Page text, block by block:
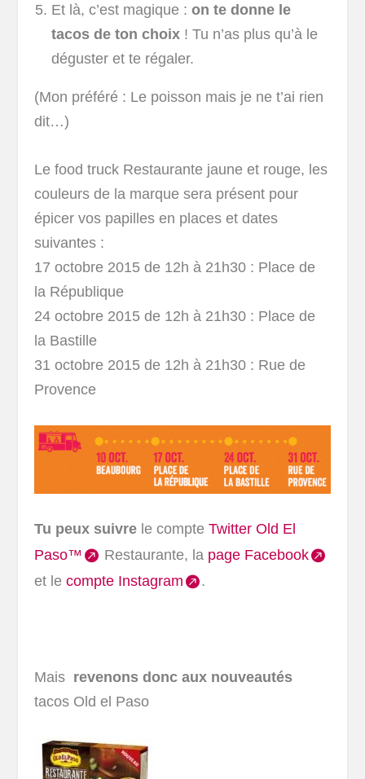
Et là, c’est magique : on te donne le
tacos de ton choix! Tu n’as plus qu’à le
déguster et te régaler.
(Mon préféré : Le poisson mais je ne t’ai rien
dit…)
Le food truck Restaurante jaune et rouge, les
couleurs de la marque sera présent pour
épicer vos papilles en places et dates
suivantes :
17 octobre 2015 de 12h à 21h30 : Place de
la République
24 octobre 2015 de 12h à 21h30 : Place de
la Bastille
31 octobre 2015 de 12h à 21h30 : Rue de
Provence
Tu peux suivre le compteTwitter Old El
Paso™
Restaurante, la page Facebook
et lecompte Instagram .
Mais revenons donc aux nouveautés
tacos Old el Paso